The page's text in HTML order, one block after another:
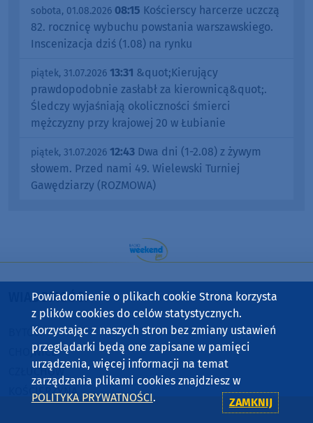
sobota, 01.08.2026 08:15 Kościerscy harcerze uczczą
82. rocznicę wybuchu powstania warszawskiego.
Inscenizacja dziś (1.08) na rynku
piątek, 31.07.2026 13:31 &quot;Kierujący
prawdopodobnie zasłabł za kierownicą&quot;.
Śledczy wyjaśniają okoliczności śmierci
mężczyzny przy krajowej 20 w Łubianie
piątek, 31.07.2026 12:43 Dwa dni (1-2.08) z żywym
słowem. Przed nami 49. Wielewski Turniej
Gawędziarzy (ROZMOWA)
WIADOMOŚCI
BYTÓW
CHOJNICE
CZŁUCHÓW
KOŚCIERZYNA
Powiadomienie o plikach cookie Strona korzysta
z plików cookies do celów statystycznych.
Korzystając z naszych stron bez zmiany ustawień
przeglądarki będą one zapisane w pamięci
urządzenia, więcej informacji na temat
zarządzania plikami cookies znajdziesz w
POLITYKA PRYWATNOŚCI. ZAMKNIJ